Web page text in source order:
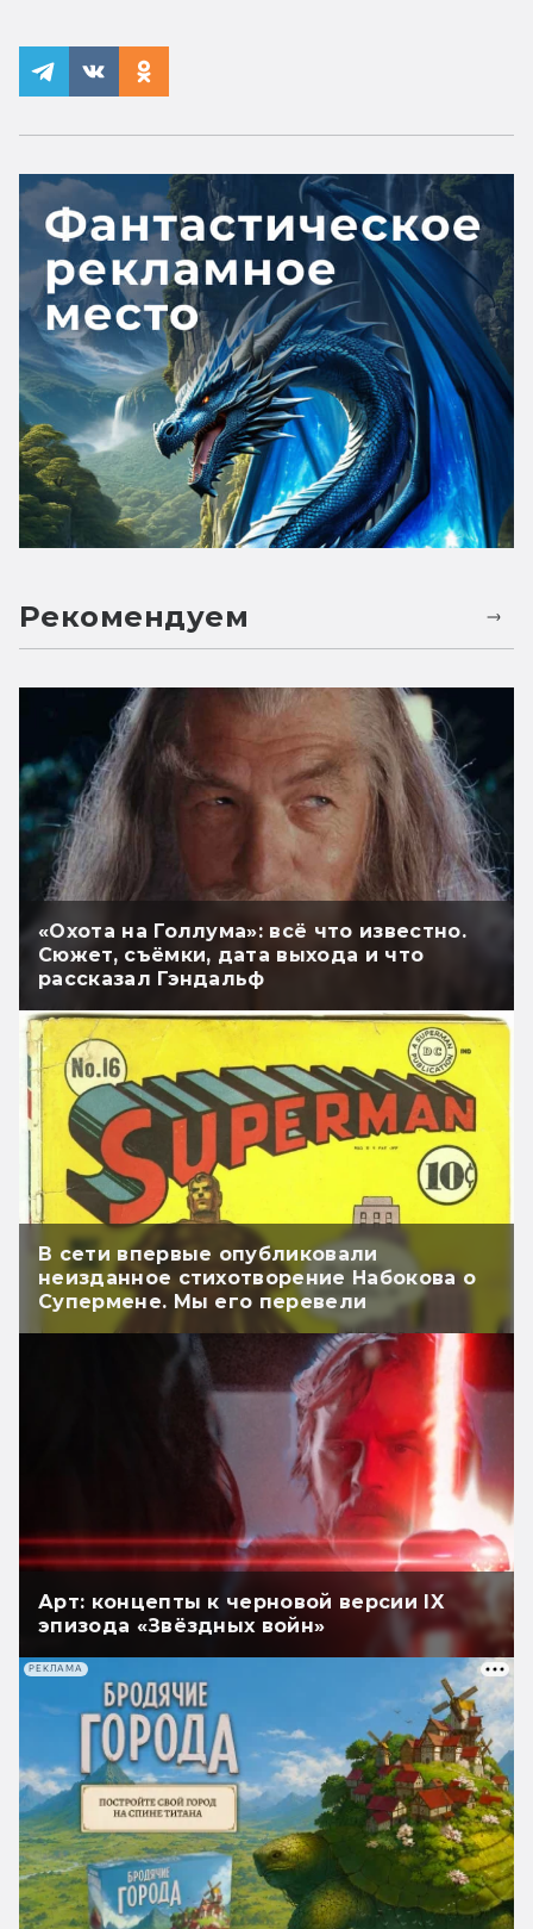
Рекомендуем
«Охота на Голлума»: всё что известно.
Сюжет, съёмки, дата выхода и что
рассказал Гэндальф
В сети впервые опубликовали
неизданное стихотворение Набокова о
Супермене. Мы его перевели
Арт: концепты к черновой версии IX
эпизода «Звёздных войн»
РЕКЛАМА